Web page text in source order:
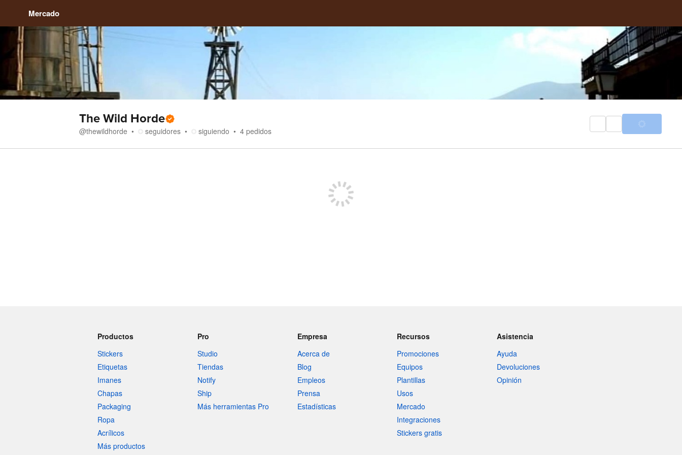
Mercado
The Wild Horde
@thewildhorde seguidores siguiendo 4 pedidos
Productos
Stickers
Etiquetas
Imanes
Chapas
Packaging
Ropa
Acrílicos
Más productos
Pro
Studio
Tiendas
Notify
Ship
Más herramientas Pro
Empresa
Acerca de
Blog
Empleos
Prensa
Estadísticas
Recursos
Promociones
Equipos
Plantillas
Usos
Mercado
Integraciones
Stickers gratis
Asistencia
Ayuda
Devoluciones
Opinión